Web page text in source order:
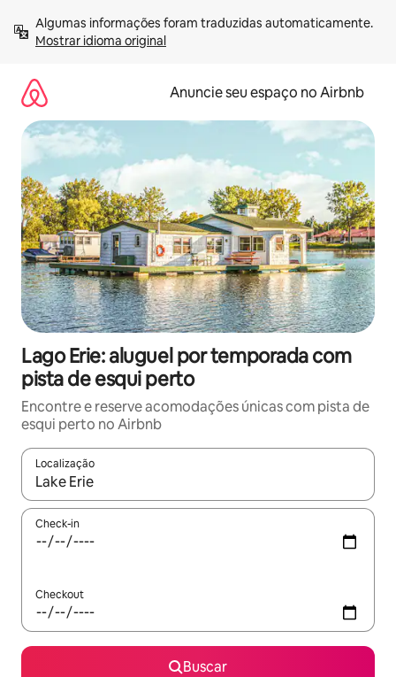
para
Mostrar idioma original
Anuncie seu espaço no Airbnb
Lago Erie: aluguel por temporada com
pista de esqui perto
Encontre e reserve acomodações únicas com pista de
esqui perto no Airbnb
Localização
Quando os resultados estiverem disponíveis, explore-os
Check-in
Checkout
Buscar